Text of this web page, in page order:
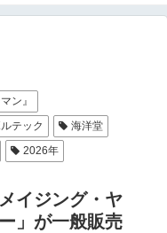
ン』
テック
海洋堂
2026年
イジング・ヤ
」が一般販売